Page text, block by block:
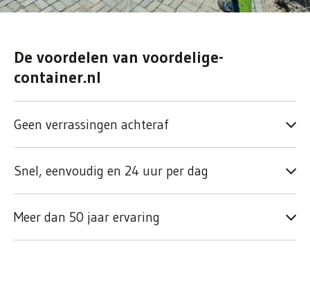
De voordelen van voordelige-
container.nl
Geen verrassingen achteraf
Snel, eenvoudig en 24 uur per dag
Meer dan 50 jaar ervaring